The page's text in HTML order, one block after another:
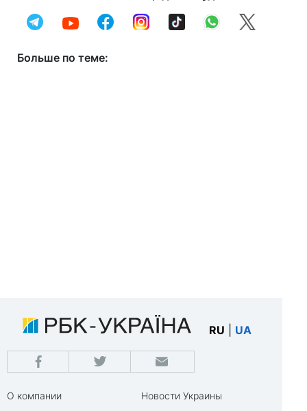
Больше по теме:
RU UA
О компании
Новости Украины